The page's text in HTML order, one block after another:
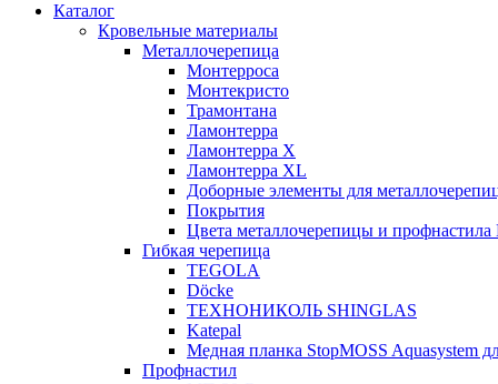
Каталог
Кровельные материалы
Металлочерепица
Монтерроса
Монтекристо
Трамонтана
Ламонтерра
Ламонтерра X
Ламонтерра XL
Доборные элементы для
Покрытия
Цвета металлочерепицы и
Гибкая черепица
TEGOLA
Döcke
ТЕХНОНИКОЛЬ SHINGLAS
Katepal
Медная планка StopMOSS Aquasystem
Профнастил